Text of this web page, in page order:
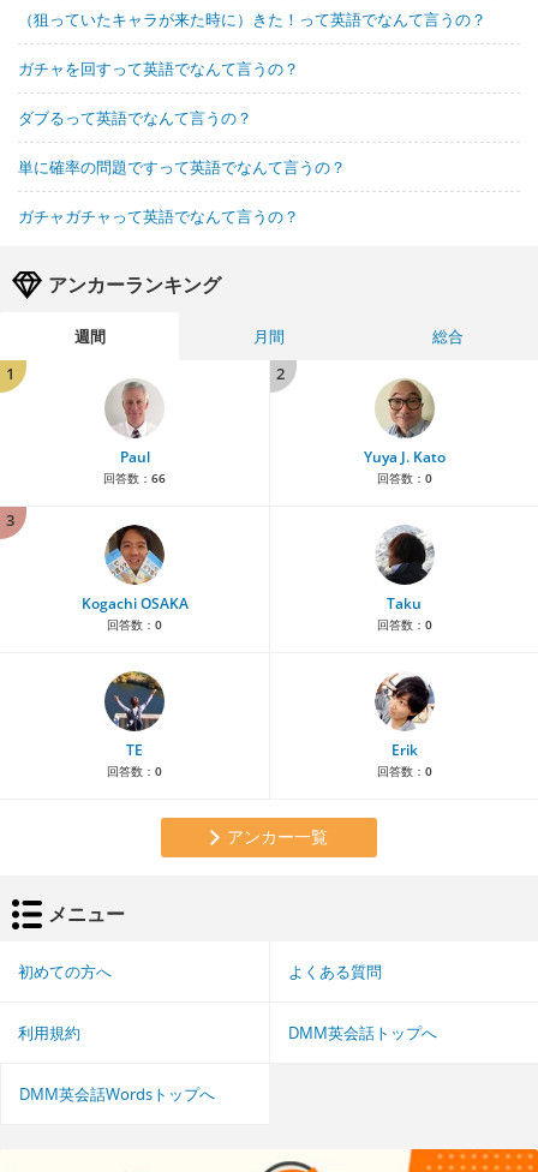
（狙っていたキャラが来た時に）きた！って英語でなんて言うの？
ガチャを回すって英語でなんて言うの？
ダブるって英語でなんて言うの？
単に確率の問題ですって英語でなんて言うの？
ガチャガチャって英語でなんて言うの？
アンカーランキング
週間 月間
総合
1
Paul
回答数： 66
2
Yuya J. Kato
回答数： 0
3
Kogachi OSAKA
回答数： 0
Taku
回答数： 0
TE
回答数： 0
Erik
回答数： 0
アンカー一覧
メニュー
初めての方へ よくある質問
利用規約 DMM英会話トップへ
DMM英会話Wordsトップへ